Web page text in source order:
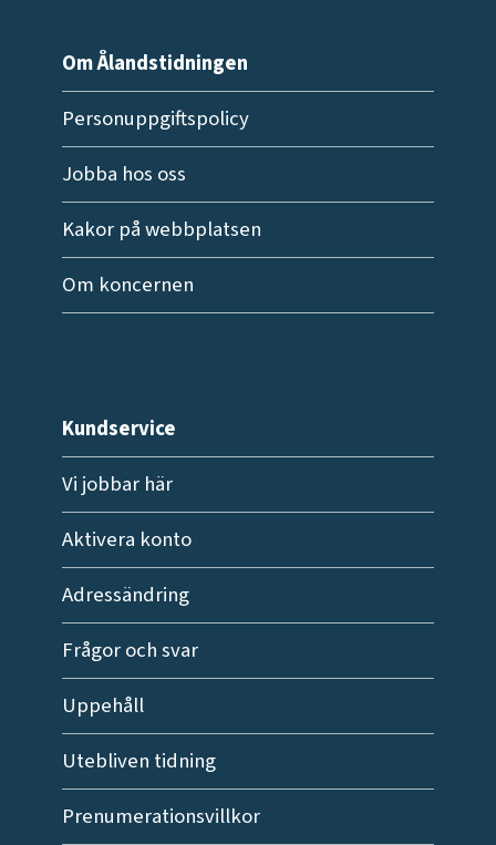
Om Ålandstidningen
Personuppgiftspolicy
Jobba hos oss
Kakor på webbplatsen
Om koncernen
Kundservice
Vi jobbar här
Aktivera konto
Adressändring
Frågor och svar
Uppehåll
Utebliven tidning
Prenumerationsvillkor